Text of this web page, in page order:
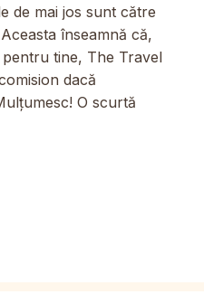
de mai jos sunt către
înseamnă că,
tine, The Travel
dacă
O scurtă